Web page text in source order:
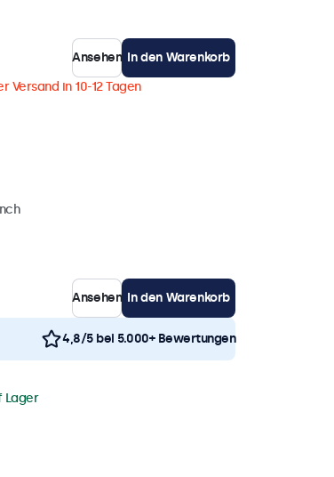
Ansehen In den Warenkorb
Versand in 10-12 Tagen
Ansehen In den Warenkorb
4,8/5 bei 5.000+ Bewertungen
Lager